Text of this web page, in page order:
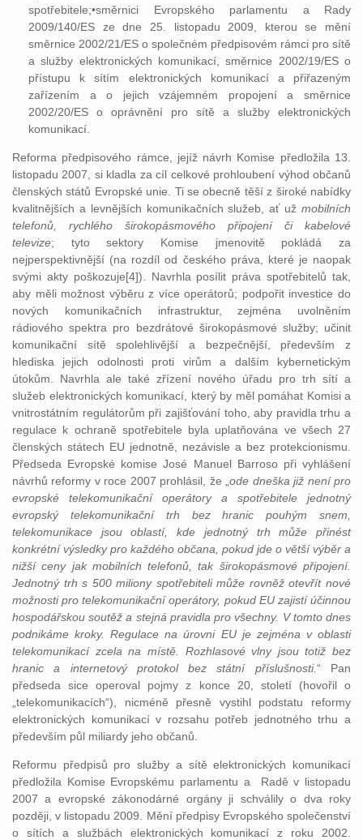
spotřebitele;•směrnici Evropského parlamentu a Rady
2009/140/ES ze dne 25. listopadu 2009, kterou se mění
směrnice 2002/21/ES o společném předpisovém rámci pro sítě
a služby elektronických komunikací, směrnice 2002/19/ES o
přístupu k sítím elektronických komunikací a přiřazeným
zařízením a o jejich vzájemném propojení a směrnice
2002/20/ES o oprávnění pro sítě a služby elektronických
komunikací.
Reforma předpisového rámce, jejíž návrh Komise předložila 13.
listopadu 2007, si kladla za cíl celkové prohloubení výhod občanů
členských států Evropské unie. Ti se obecně těší z široké nabídky
kvalitnějších a levnějších komunikačních služeb, ať už mobilních
telefonů, rychlého širokopásmového připojení či kabelové
televize; tyto sektory Komise jmenovitě pokládá za
nejperspektivnější (na rozdíl od českého práva, které je naopak
svými akty poškozuje[4]). Navrhla posílit práva spotřebitelů tak,
aby měli možnost výběru z více operátorů; podpořit investice do
nových komunikačních infrastruktur, zejména uvolněním
rádiového spektra pro bezdrátové širokopásmové služby; učinit
komunikační sítě spolehlivější a bezpečnější, především z
hlediska jejich odolnosti proti virům a dalším kybernetickým
útokům. Navrhla ale také zřízení nového úřadu pro trh sítí a
služeb elektronických komunikací, který by měl pomáhat Komisi a
vnitrostátním regulátorům při zajišťování toho, aby pravidla trhu a
regulace k ochraně spotřebitele byla uplatňována ve všech 27
členských státech EU jednotně, nezávisle a bez protekcionismu.
Předseda Evropské komise José Manuel Barroso při vyhlášení
návrhů reformy v roce 2007 prohlásil, že „ode dneška již není pro
evropské telekomunikační operátory a spotřebitele jednotný
evropský telekomunikační trh bez hranic pouhým snem,
telekomunikace jsou oblastí, kde jednotný trh může přinést
konkrétní výsledky pro každého občana, pokud jde o větší výběr a
nižší ceny jak mobilních telefonů, tak širokopásmové připojení.
Jednotný trh s 500 miliony spotřebiteli může rovněž otevřít nové
možnosti pro telekomunikační operátory, pokud EU zajistí účinnou
hospodářskou soutěž a stejná pravidla pro všechny. V tomto dnes
podnikáme kroky. Regulace na úrovni EU je zejména v oblasti
telekomunikací zcela na místě. Rozhlasové vlny jsou totiž bez
hranic a internetový protokol bez státní příslušnosti.“ Pan
předseda sice operoval pojmy z konce 20, století (hovořil o
„telekomunikacích“), nicméně přesně vystihl podstatu reformy
elektronických komunikací v rozsahu potřeb jednotného trhu a
především půl miliardy jeho občanů.
Reformu předpisů pro služby a sítě elektronických komunikací
předložila Komise Evropskému parlamentu a Radě v listopadu
2007 a evropské zákonodárné orgány ji schválily o dva roky
později, v listopadu 2009. Mění předpisy Evropského společenství
o sítích a službách elektronických komunikací z roku 2002.